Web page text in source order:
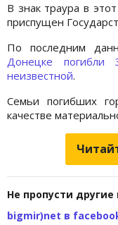
В знак траура в
приспущен
По последним
Донецке погибли
неизвестной.
Семьи погибших
качестве
Не пропусти
bigmir)net в